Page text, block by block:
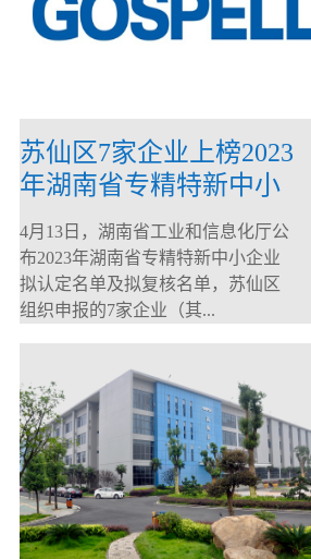
苏仙区7家企业上榜2023
年湖南省专精特新中小
企业
4月13日，湖南省工业和信息化厅公
布2023年湖南省专精特新中小企业
拟认定名单及拟复核名单，苏仙区
组织申报的7家企业（其...